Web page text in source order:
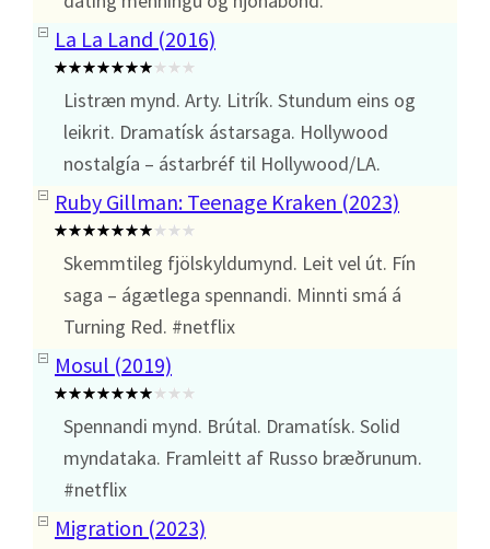
La La Land (2016)
Listræn mynd. Arty. Litrík. Stundum eins og
leikrit. Dramatísk ástarsaga. Hollywood
nostalgía – ástarbréf til Hollywood/LA.
Ruby Gillman: Teenage Kraken (2023)
Skemmtileg fjölskyldumynd. Leit vel út. Fín
saga – ágætlega spennandi. Minnti smá á
Turning Red. #netflix
Mosul (2019)
Spennandi mynd. Brútal. Dramatísk. Solid
myndataka. Framleitt af Russo bræðrunum.
#netflix
Migration (2023)